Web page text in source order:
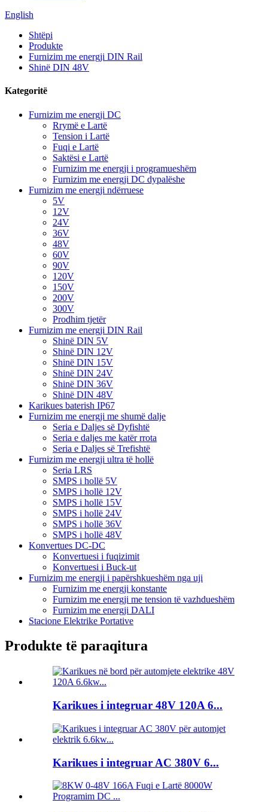
English
Shtëpi
Produkte
Furnizim me energji DIN Rail
Shinë DIN 48V
Kategoritë
Furnizim me energji DC
Rrymë e Lartë
Tension i Lartë
Fuqi e Lartë
Saktësi e Lartë
Furnizim me energji i programueshëm
Furnizim me energji DC dypalëshe
Furnizim me energji ndërruese
5V
12V
24V
36V
48V
60V
90V
120V
150V
200V
300V
Prodhim tjetër
Furnizim me energji DIN Rail
Shinë DIN 5V
Shinë DIN 12V
Shinë DIN 15V
Shinë DIN 24V
Shinë DIN 36V
Shinë DIN 48V
Karikues baterish IP67
Furnizim me energji me shumë dalje
Seria e Daljes së Dyfishtë
Seria e daljes me katër rrota
Seria e Daljes së Trefishtë
Furnizim me energji ultra të hollë
Seria LRS
SMPS i hollë 5V
SMPS i hollë 12V
SMPS i hollë 15V
SMPS i hollë 24V
SMPS i hollë 36V
SMPS i hollë 48V
Konvertues DC-DC
Konvertuesi i fuqizimit
Konvertuesi i Buck-ut
Furnizim me energji i papërshkueshëm nga uji
Furnizim me energji konstante
Furnizim me energji me tension të vazhdueshëm
Furnizim me energji DALI
Stacione Elektrike Portative
Produkte të paraqitura
Karikues i integruar 48V 120A 6...
Karikues i integruar AC 380V 6...